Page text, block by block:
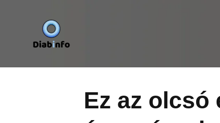
Tovább
Ez az olcsó